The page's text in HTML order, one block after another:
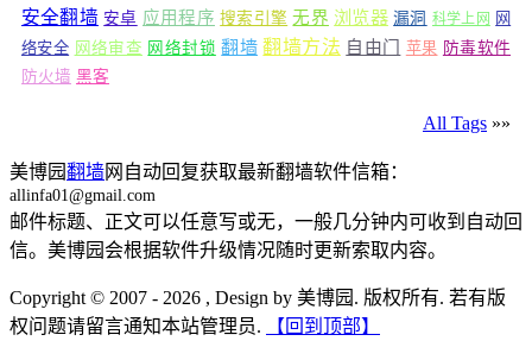
安全翻墙 安卓 应用程序 搜索引擎 无界 浏览器 漏洞 科学上网 网
络安全 网络审查 网络封锁 翻墙 翻墙方法 自由门 苹果 防毒软件
防火墙 黑客
All Tags »»
美博园翻墙网自动回复获取最新翻墙软件信箱：
allinfa01@gmail.com
邮件标题、正文可以任意写或无，一般几分钟内可收到自动回
信。美博园会根据软件升级情况随时更新索取内容。
Copyright © 2007 - 2026 , Design by 美博园. 版权所有. 若有版
权问题请留言通知本站管理员.
【回到顶部】